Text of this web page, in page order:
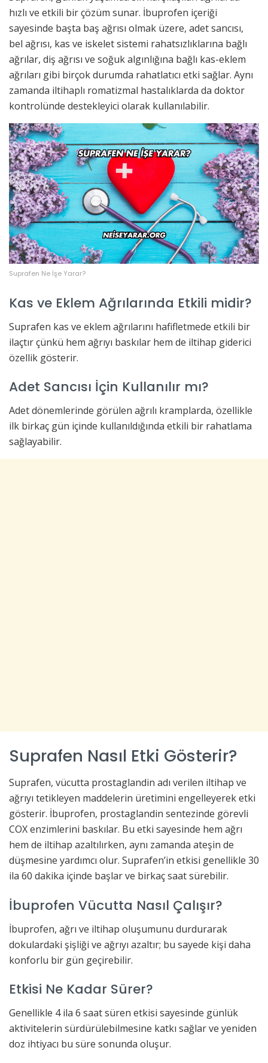
hızlı ve etkili bir çözüm sunar. İbuprofen içeriği
sayesinde başta baş ağrısı olmak üzere, adet sancısı,
bel ağrısı, kas ve iskelet sistemi rahatsızlıklarına bağlı
ağrılar, diş ağrısı ve soğuk algınlığına bağlı kas-eklem
ağrıları gibi birçok durumda rahatlatıcı etki sağlar. Aynı
zamanda iltihaplı romatizmal hastalıklarda da doktor
kontrolünde destekleyici olarak kullanılabilir.
Suprafen Ne İşe Yarar?
Kas ve Eklem Ağrılarında Etkili midir?
Suprafen kas ve eklem ağrılarını hafifletmede etkili bir
ilaçtır çünkü hem ağrıyı baskılar hem de iltihap giderici
özellik gösterir.
Adet Sancısı İçin Kullanılır mı?
Adet dönemlerinde görülen ağrılı kramplarda, özellikle
ilk birkaç gün içinde kullanıldığında etkili bir rahatlama
sağlayabilir.
Suprafen Nasıl Etki Gösterir?
Suprafen, vücutta prostaglandin adı verilen iltihap ve
ağrıyı tetikleyen maddelerin üretimini engelleyerek etki
gösterir. İbuprofen, prostaglandin sentezinde görevli
COX enzimlerini baskılar. Bu etki sayesinde hem ağrı
hem de iltihap azaltılırken, aynı zamanda ateşin de
düşmesine yardımcı olur. Suprafen’in etkisi genellikle 30
ila 60 dakika içinde başlar ve birkaç saat sürebilir.
İbuprofen Vücutta Nasıl Çalışır?
İbuprofen, ağrı ve iltihap oluşumunu durdurarak
dokulardaki şişliği ve ağrıyı azaltır; bu sayede kişi daha
konforlu bir gün geçirebilir.
Etkisi Ne Kadar Sürer?
Genellikle 4 ila 6 saat süren etkisi sayesinde günlük
aktivitelerin sürdürülebilmesine katkı sağlar ve yeniden
doz ihtiyacı bu süre sonunda oluşur.